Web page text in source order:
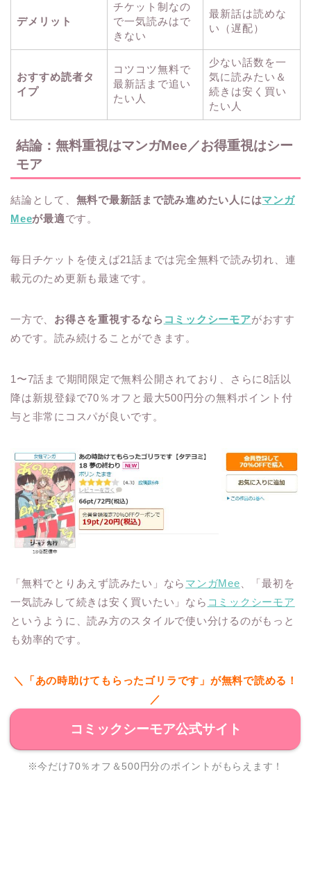
デメリット
チケット制なの
で一気読みはで
きない
最新話は読めな
い（遅配）
おすすめ読者タ
イプ
コツコツ無料で
最新話まで追い
たい人
少ない話数を一
気に読みたい＆
続きは安く買い
たい人
結論：無料重視はマンガMee／お得重視はシー
モア
結論として、 無料で最新話まで読み進めたい人にはマンガ
Meeが最適です。
毎日チケットを使えば21話までは完全無料で読み切れ、連
載元のため更新も最速です。
一方で、 お得さを重視するなら コミックシーモアがおすす
めです。読み続けることができます。
1〜7話まで期間限定で無料公開されており、さらに8話以
降は新規登録で70％オフと最大500円分の無料ポイント付
与と非常にコスパが良いです。
「無料でとりあえず読みたい」なら マンガMee 、「最初を
一気読みして続きは安く買いたい」なら コミックシーモア
というように、読み方のスタイルで使い分けるのがもっと
も効率的です。
＼「あの時助けてもらったゴリラです」が無料で読める！
／
コミックシーモア公式サイト
※今だけ70％オフ＆500円分のポイントがもらえます！